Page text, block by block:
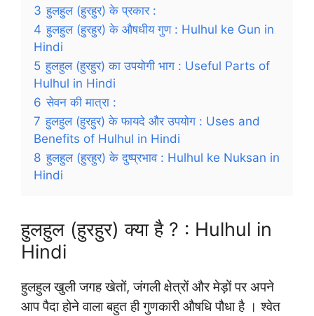
3 हुलहुल (हुरहुर) के प्रकार :
4 हुलहुल (हुरहुर) के औषधीय गुण : Hulhul ke Gun in
Hindi
5 हुलहुल (हुरहुर) का उपयोगी भाग : Useful Parts of
Hulhul in Hindi
6 सेवन की मात्रा :
7 हुलहुल (हुरहुर) के फायदे और उपयोग : Uses and
Benefits of Hulhul in Hindi
8 हुलहुल (हुरहुर) के दुष्प्रभाव : Hulhul ke Nuksan in
Hindi
हुलहुल (हुरहुर) क्या है ? : Hulhul in
Hindi
हुलहुल खुली जगह खेतों, जंगली क्षेत्रों और मेड़ों पर अपने
आप पैदा होने वाला बहुत ही गुणकारी औषधि पौधा है । श्वेत